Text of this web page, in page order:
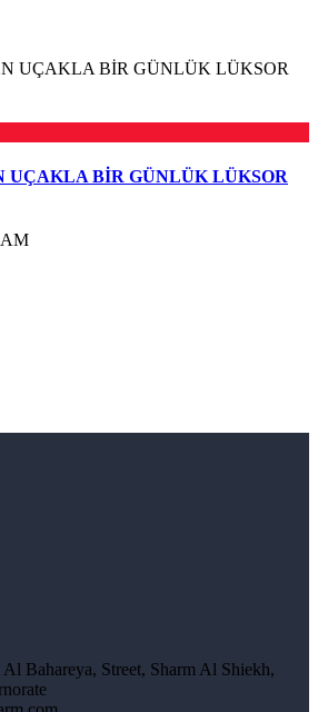
UÇAKLA BİR GÜNLÜK LÜKSOR
AM
Bahareya, Street, Sharm Al Shiekh,